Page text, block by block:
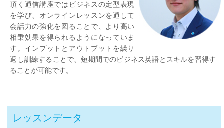
頂く通信講座ではビジネスの定型表現
を学び、オンラインレッスンを通して
会話力の強化を図ることで、より高い
相乗効果を得られるようになっていま
す。インプットとアウトプットを繰り
返し訓練することで、短期間でのビジネス英語とスキルを習得す
ることが可能です。
レッスンデータ